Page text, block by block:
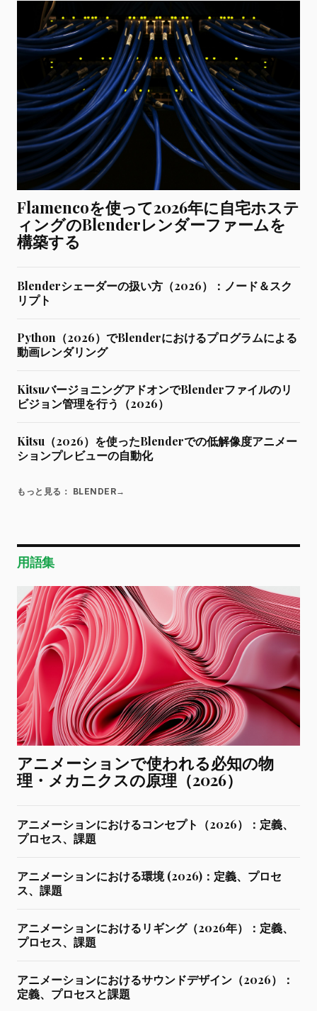
Flamencoを使って2026年に自宅ホステ
ィングのBlenderレンダーファームを
構築する
Blenderシェーダーの扱い方（2026）：ノード＆スク
リプト
Python（2026）でBlenderにおけるプログラムによる
動画レンダリング
KitsuバージョニングアドオンでBlenderファイルのリ
ビジョン管理を行う（2026）
Kitsu（2026）を使ったBlenderでの低解像度アニメー
ションプレビューの自動化
もっと見る： BLENDER→
用語集
アニメーションで使われる必知の物
理・メカニクスの原理（2026）
アニメーションにおけるコンセプト（2026）：定義、
プロセス、課題
アニメーションにおける環境 (2026)：定義、プロセ
ス、課題
アニメーションにおけるリギング（2026年）：定義、
プロセス、課題
アニメーションにおけるサウンドデザイン（2026）：
定義、プロセスと課題